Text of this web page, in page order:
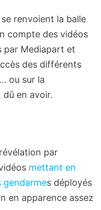
renvoient la balle
compte des vidéos
par Mediapart et
des différents
ou sur la
dû en avoir.
par
mettant en
gendarmes déployés
en apparence assez